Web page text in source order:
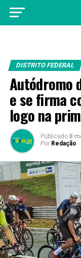
DISTRITO FEDERAL
Autódromo
e se firma
logo na
Públicado 8
Por Redação